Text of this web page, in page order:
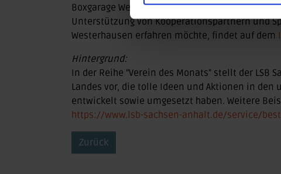
Boxgarage Westerhausen um weitere
Unterstützung von Kooperationspartnern und
Westerhausen erfahren möchte, findet auf dem
Hintergrund:
In der Reihe "Verein des Monats" stellt der LSB
Landes vor, die tolle Ideen und Aktionen in
entwickelt sowie umgesetzt haben. Weitere
https://www.lsb-sachsen-anhalt.de/service/
Zurück